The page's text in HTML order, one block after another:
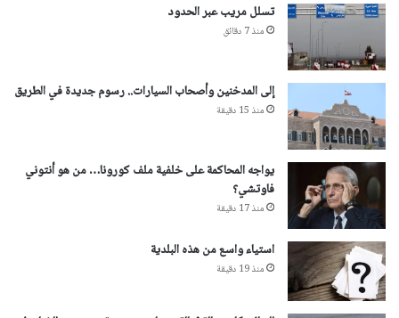
تسلل مريب عبر الحدود
منذ 7 دقائق
إلى المدخنين وأصحاب السيارات.. رسوم جديدة في الطريق
منذ 15 دقيقة
يواجه المحاكمة على خلفية ملف كورونا… من هو أنتوني
فاوتشي؟
منذ 17 دقيقة
استياء واسع من هذه البلدية
منذ 19 دقيقة